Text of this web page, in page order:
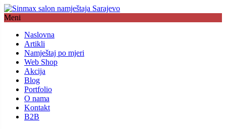
Meni
Naslovna
Artikli
Namještaj po mjeri
Web Shop
Akcija
Blog
Portfolio
O nama
Kontakt
B2B